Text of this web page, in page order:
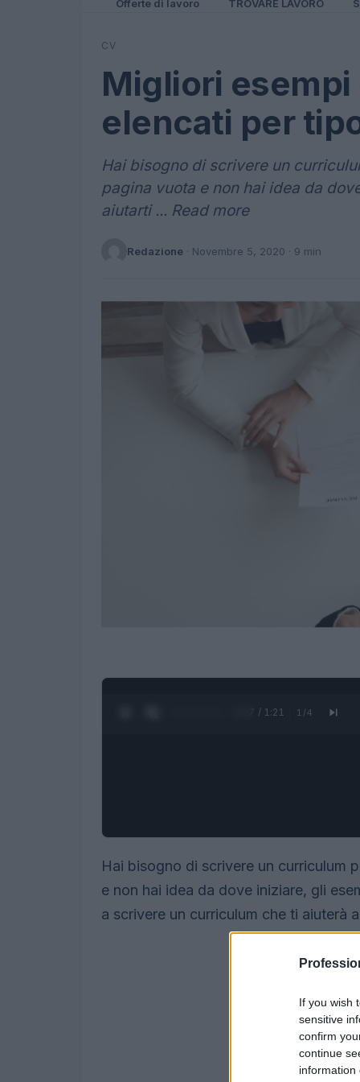
If you wish
sensitive
confirm
continue
information
Offerte di lavoro TROVARE LAVORO
CV
Migliori
elencati per
Hai bisogno di scrivere un
pagina vuota e non hai idea da
aiutarti ... Read more
Redazione · Novembre 5, 2020 · 9 min
0:28 / 1:21 1 /4
Hai bisogno di scrivere un curriculum
e non hai idea da dove iniziare, gli
a scrivere un curriculum che ti aiuterà